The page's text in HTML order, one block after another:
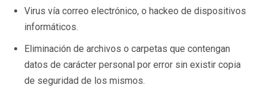
Virus vía correo electrónico, o hackeo de dispositivos
informáticos.
Eliminación de archivos o carpetas que contengan
datos de carácter personal por error sin existir copia
de seguridad de los mismos.